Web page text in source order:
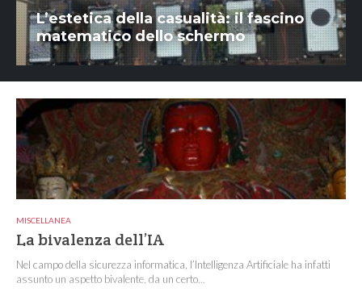
L’estetica della casualità: il fascino
matematico dello schermo
MISCELLANEA
La bivalenza dell’IA
Nel campo della sicurezza informatica, l’Intelligenza Artificiale ha infatti
assunto un aspetto bivalente, da un certo...